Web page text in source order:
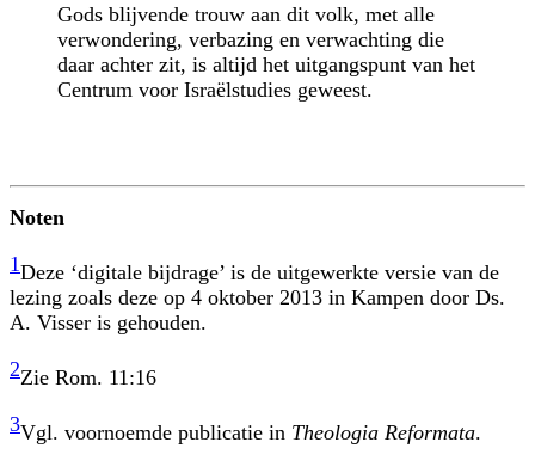
Gods blijvende trouw aan dit volk, met alle
verwondering, verbazing en verwachting die
daar achter zit, is altijd het uitgangspunt van het
Centrum voor Israëlstudies geweest.
Noten
1Deze ‘digitale bijdrage’ is de uitgewerkte versie van de
lezing zoals deze op 4 oktober 2013 in Kampen door Ds.
A. Visser is gehouden.
2Zie Rom. 11:16
3Vgl. voornoemde publicatie in Theologia Reformata.